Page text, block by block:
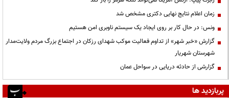
زمان اعلام نتایج نهایی دکتری مشخص شد
ونس: در حال کار بر روی ایجاد یک سیستم ناوبری امن هستیم
گزارش «خبر شهر» از تداوم فعالیت موکب شهدای رزکان در اجتماع بزرگ مردم ولایت‌مدار
شهرستان شهریار
گزارشی از حادثه دریایی در سواحل عمان
پربازدید ها